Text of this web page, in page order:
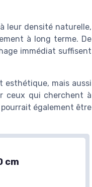
leur densité naturelle,
à long terme. De
immédiat suffisent
esthétique, mais aussi
ceux qui cherchent à
pourrait également être
cm